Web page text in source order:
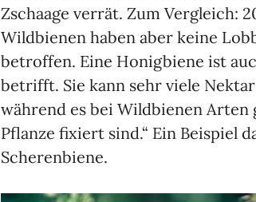
Zschaage verrät. Zum Vergleich:
Wildbienen haben aber keine
betroffen. Eine Honigbiene ist
betrifft. Sie kann sehr viele
während es bei Wildbienen
Pflanze fixiert sind.“ Ein Beispiel
Scherenbiene.